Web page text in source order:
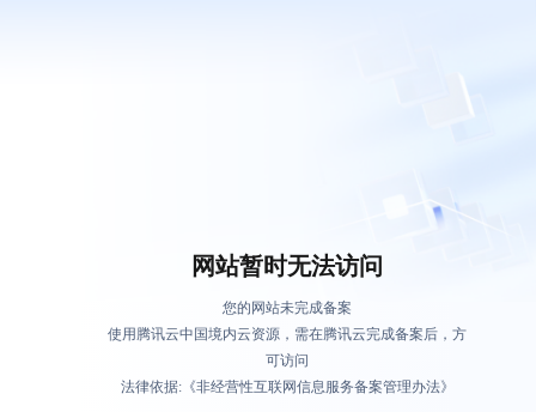
网站暂时无法访问
您的网站未完成备案
使用腾讯云中国境内云资源，需在腾讯云完成备案后，方
可访问
法律依据:《非经营性互联网信息服务备案管理办法》